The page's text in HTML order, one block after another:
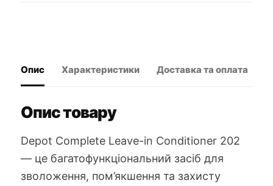
Опис Характеристики Доставка та оплата
Опис товару
Depot Complete Leave-in Conditioner 202
— це багатофункціональний засіб для
зволоження, пом’якшення та захисту